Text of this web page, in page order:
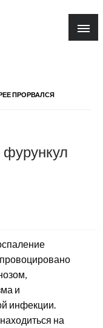
ПРОРВАЛСЯ
фурункул
и
инфекции.
на